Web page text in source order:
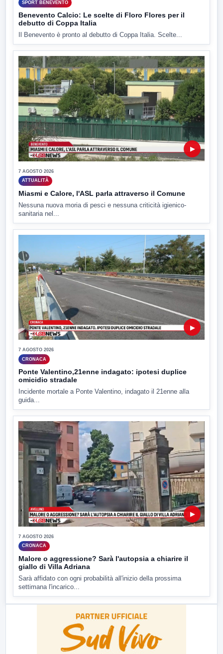
SPORT BENEVENTO
Benevento Calcio: Le scelte di Floro Flores per il
debutto di Coppa Italia
Il Benevento è pronto al debutto di Coppa Italia. Scelte...
▶
7 AGOSTO 2026
ATTUALITÀ
Miasmi e Calore, l'ASL parla attraverso il Comune
Nessuna nuova moria di pesci e nessuna criticità igienico-
sanitaria nel...
▶
7 AGOSTO 2026
CRONACA
Ponte Valentino,21enne indagato: ipotesi duplice
omicidio stradale
Incidente mortale a Ponte Valentino, indagato il 21enne alla
guida...
▶
7 AGOSTO 2026
CRONACA
Malore o aggressione? Sarà l'autopsia a chiarire il
giallo di Villa Adriana
Sarà affidato con ogni probabilità all'inizio della prossima
settimana l'incarico...